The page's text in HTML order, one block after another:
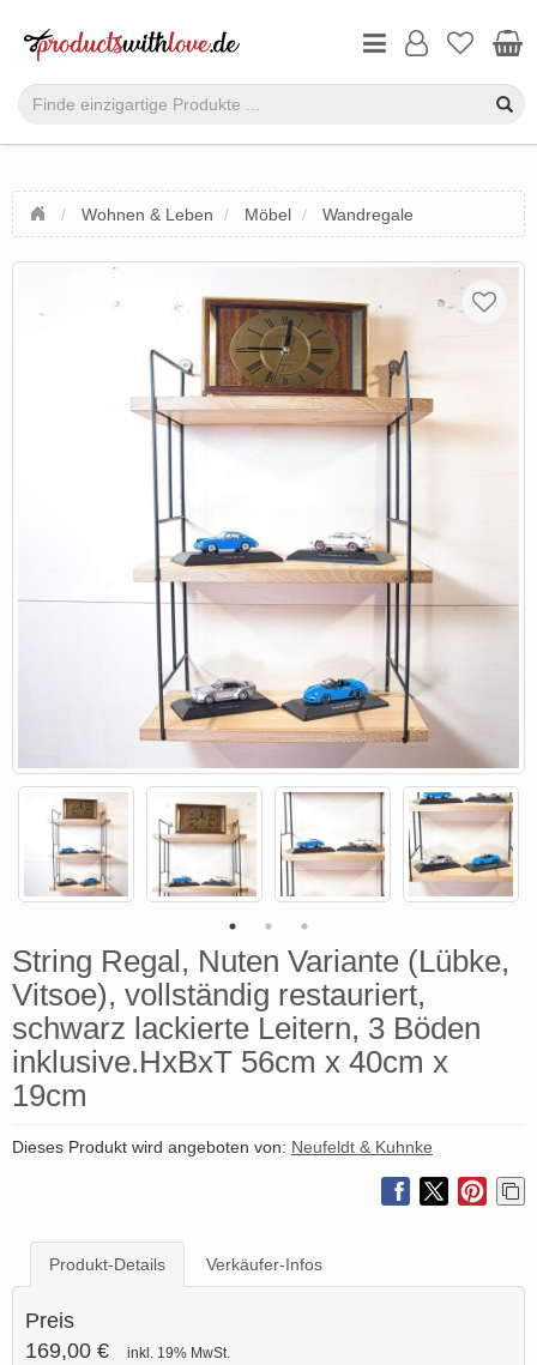
Wohnen & Leben Möbel Wandregale
String Regal, Nuten Variante (Lübke,
Vitsoe), vollständig restauriert,
schwarz lackierte Leitern, 3 Böden
inklusive.HxBxT 56cm x 40cm x
19cm
Dieses Produkt wird angeboten von: Neufeldt & Kuhnke
Produkt-Details Verkäufer-Infos
Preis
169,00 €
inkl. 19% MwSt.